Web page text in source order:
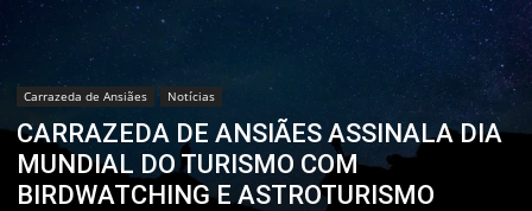
Carrazeda de Ansiães Notícias
CARRAZEDA DE ANSIÃES ASSINALA DIA
MUNDIAL DO TURISMO COM
BIRDWATCHING E ASTROTURISMO